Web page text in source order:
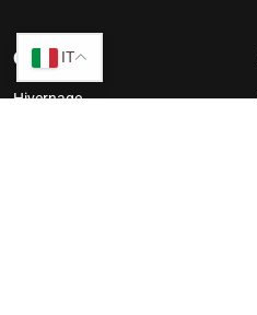
Quartieri
Hivernage
IT